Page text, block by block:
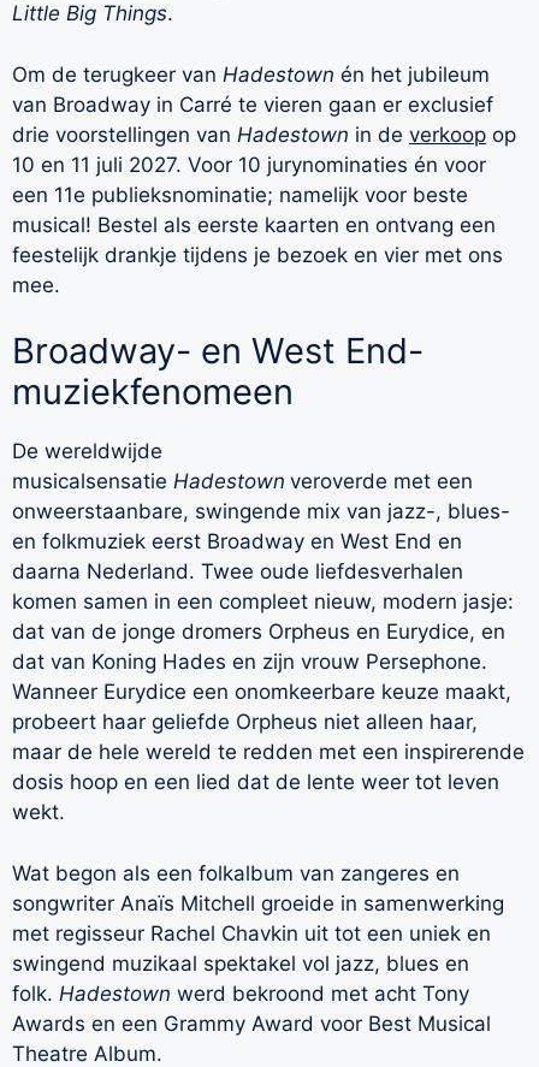
Little Big Things.
Om de terugkeer van Hadestown én het jubileum
van Broadway in Carré te vieren gaan er exclusief
drie voorstellingen van Hadestown in de verkoop op
10 en 11 juli 2027. Voor 10 jurynominaties én voor
een 11e publieksnominatie; namelijk voor beste
musical! Bestel als eerste kaarten en ontvang een
feestelijk drankje tijdens je bezoek en vier met ons
mee.
Broadway- en West End-
muziekfenomeen
De wereldwijde
musicalsensatie Hadestown veroverde met een
onweerstaanbare, swingende mix van jazz-, blues-
en folkmuziek eerst Broadway en West End en
daarna Nederland. Twee oude liefdesverhalen
komen samen in een compleet nieuw, modern jasje:
dat van de jonge dromers Orpheus en Eurydice, en
dat van Koning Hades en zijn vrouw Persephone.
Wanneer Eurydice een onomkeerbare keuze maakt,
probeert haar geliefde Orpheus niet alleen haar,
maar de hele wereld te redden met een inspirerende
dosis hoop en een lied dat de lente weer tot leven
wekt.
Wat begon als een folkalbum van zangeres en
songwriter Anaïs Mitchell groeide in samenwerking
met regisseur Rachel Chavkin uit tot een uniek en
swingend muzikaal spektakel vol jazz, blues en
folk. Hadestown werd bekroond met acht Tony
Awards en een Grammy Award voor Best Musical
Theatre Album.